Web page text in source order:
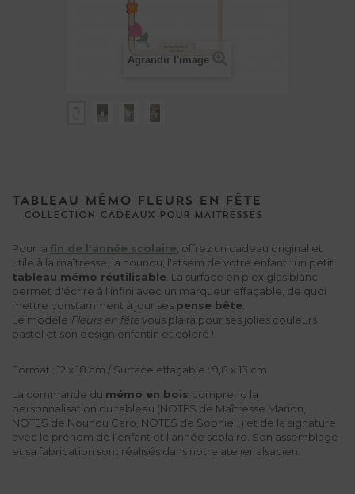
Agrandir l'image
TABLEAU MÉMO FLEURS EN FÊTE
COLLECTION CADEAUX POUR MAITRESSES
Pour la fin de l'année scolaire , offrez un cadeau original et
utile à la maîtresse, la nounou, l'atsem de votre enfant : un petit
tableau mémo réutilisable . La surface en plexiglas blanc
permet d'écrire à l'infini avec un marqueur effaçable, de quoi
mettre constamment à jour ses pense bête
Le modèle Fleurs en fêtevous plaira pour ses jolies couleurs
pastel et son design enfantin et coloré !
Format : 12 x 18 cm / Surface effaçable : 9,8 x 13 cm
La commande du mémo en bois comprend la
personnalisation du tableau (NOTES de Maîtresse Marion,
NOTES de Nounou Caro, NOTES de Sophie...) et de la signature
avec le prénom de l'enfant et l'année scolaire. Son assemblage
et sa fabrication sont réalisés dans notre atelier alsacien.